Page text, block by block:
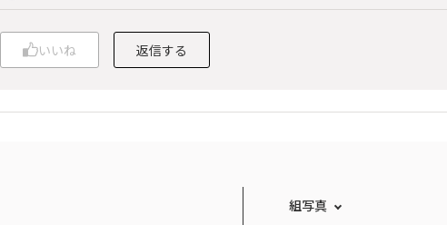
いいね 返信する
組写真